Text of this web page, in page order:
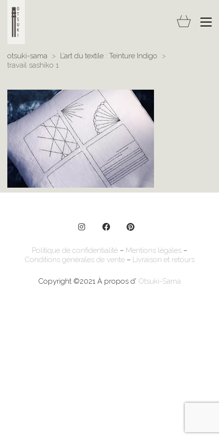
otsuki-sama > L’art du textile : Teinture Indigo
>
travail sashiko 1
Politique de confidentialité – Mentions légales –
Conditions générales de vente – Livraison et retours
Copyright ©2021 À propos d' Otsuki-Sama